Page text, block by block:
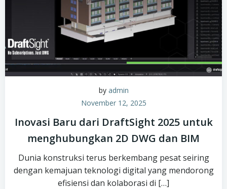
by admin
November 12, 2025
Inovasi Baru dari DraftSight 2025 untuk
menghubungkan 2D DWG dan BIM
Dunia konstruksi terus berkembang pesat seiring
dengan kemajuan teknologi digital yang mendorong
efisiensi dan kolaborasi di […]